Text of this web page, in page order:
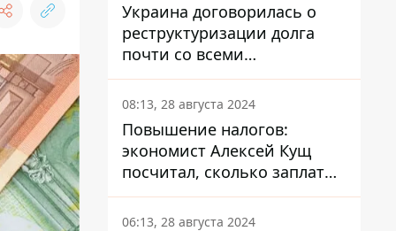
Украина договорилась о
реструктуризации долга
почти со всеми
держателями
еврооблигаций: что это
значит для страны
08:13, 28 августа 2024
Повышение налогов:
экономист Алексей Кущ
посчитал, сколько заплатит
каждый украинец
06:13, 28 августа 2024